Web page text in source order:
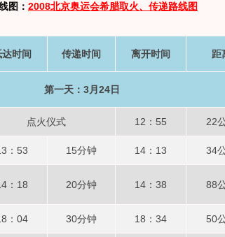
图： 2008北京奥运会希腊取火、传递路线图
时间 传递时间 离开时间 距
第一天：3月24日
点火仪式 12：55 22
：53 15分钟 14：13 34
：18 20分钟 14：38 88
：04 30分钟 18：34 50